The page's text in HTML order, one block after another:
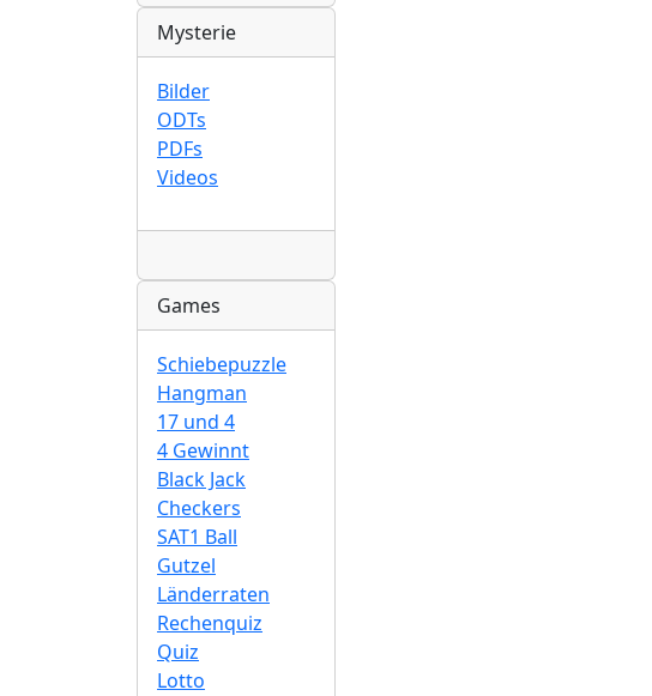
Mysterie
Bilder
ODTs
PDFs
Videos
Games
Schiebepuzzle
Hangman
17 und 4
4 Gewinnt
Black Jack
Checkers
SAT1 Ball
Gutzel
Länderraten
Rechenquiz
Quiz
Lotto